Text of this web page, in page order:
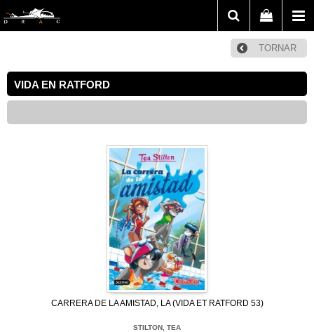
TORNAR
VIDA EN RATFORD
CARRERA DE LA AMISTAD, LA (VIDA ET RATFORD 53)
STILTON, TEA